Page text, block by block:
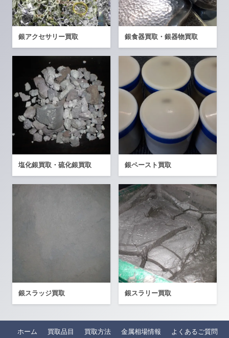
銀アクセサリー買取 銀食器買取・銀器物買取
塩化銀買取・硫化銀買取 銀ペースト買取
銀スラッジ買取 銀スラリー買取
ホーム 買取品目 買取方法 金属相場情報
よくあるご質問